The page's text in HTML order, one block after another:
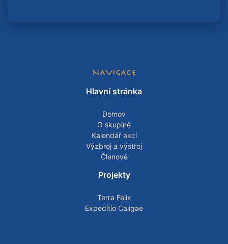
NAVIGACE
Hlavní stránka
Domov
O skupině
Kalendář akcí
Výzbroj a výstroj
Členové
Projekty
Terra Felix
Expeditio Caligae